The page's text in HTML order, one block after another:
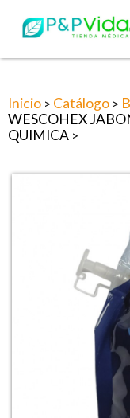
Inicio > Catálogo >
WESCOHEX
QUIMICA >